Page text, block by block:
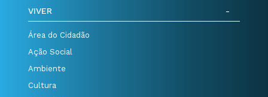
VIVER
Área do Cidadão
Ação Social
Ambiente
Cultura